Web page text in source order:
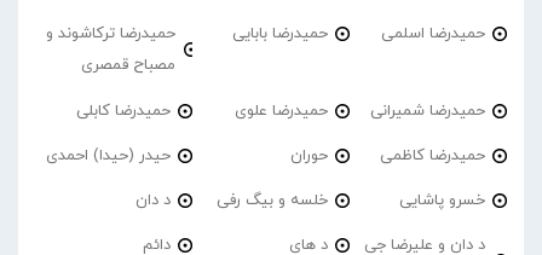
حمیدرضا اسلمی حمیدرضا بابایی
حمیدرضا ترکاشوند و
مصباح قمصری
حمیدرضا شمیرانی حمیدرضا علوی حمیدرضا کابلی
حمیدرضا کاظمی حوران حیدر (حیدا) احمدی
خسرو پاشایی خلسه و بیگ رفی د دان
د دان و علیرضا جی
د های دائم